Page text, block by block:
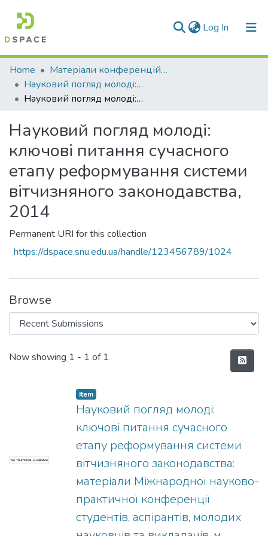
Log In (current)
Communities & Collections
All of DSpace
Home
Матеріали конференцій та семінарів
Науковий погляд молоді: ключові питання сучасного етапу реформування системи вітчизняного законодавства
Науковий погляд молоді: ключові питання сучасного етапу реформування системи вітчизняного законодавства, 2014
Науковий погляд молоді:
ключові питання сучасного
етапу реформування системи
вітчизняного законодавства,
2014
Permanent URI for this collection
https://dspace.snu.edu.ua/handle/123456789/1024
Browse
Recent Submissions
Now showing 1 - 1 of 1
No Thumbnail Available
Item
Науковий погляд молоді:
ключові питання сучасного
етапу реформування системи
вітчизняного законодавства:
матерiали Міжнародної науково-
практичної конференції
студентів, аспірантів, молодих